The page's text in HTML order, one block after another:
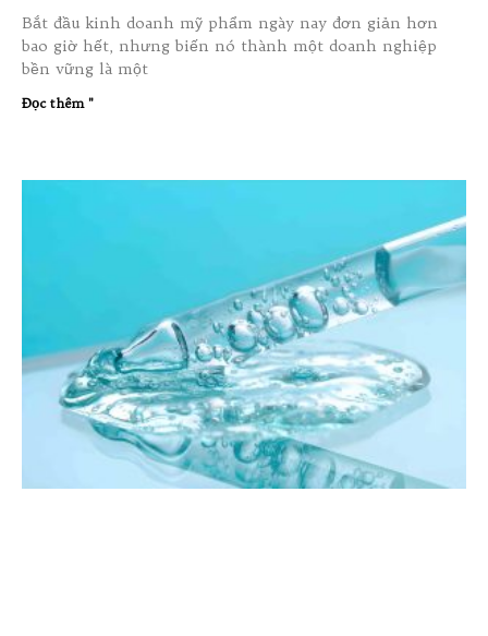
Bắt đầu kinh doanh mỹ phẩm ngày nay đơn giản hơn
bao giờ hết, nhưng biến nó thành một doanh nghiệp
bền vững là một
Đọc thêm "